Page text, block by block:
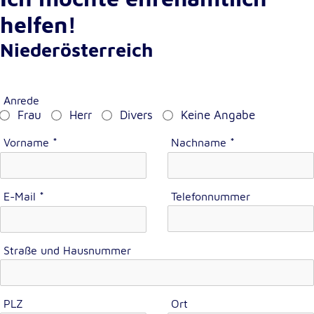
helfen!
Niederösterreich
Anrede
Frau Herr Divers Keine Angabe
Vorname * Nachname *
E-Mail * Telefonnummer
Straße und Hausnummer
PLZ Ort
Cookie Laufzeit:
Name:
cookie_consent
Zweck:
Einverständnis-Optionen des Benutzers
Diese Informationen helfen uns zu verstehen, wie